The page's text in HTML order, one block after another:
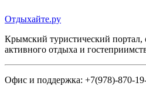
Отдыхайте.ру
Крымский туристический портал,
активного отдыха и
Офис и поддержка: +7(978)-870-